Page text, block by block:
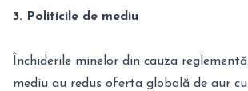
3. Politicile de mediu
Închiderile minelor din cauza
mediu au redus oferta globală de aur